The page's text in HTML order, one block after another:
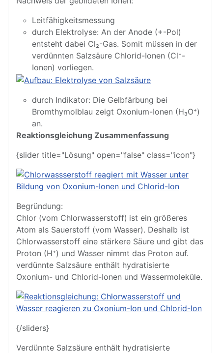
Leitfähigkeitsmessung
durch Elektrolyse: An der Anode (+-Pol)
entsteht dabei Cl₂-Gas. Somit müssen in der
verdünnten Salzsäure Chlorid-Ionen (Cl⁻-
Ionen) vorliegen.
durch Indikator: Die Gelbfärbung bei
Bromthymolblau zeigt Oxonium-Ionen (H₃O⁺)
an.
Reaktionsgleichung Zusammenfassung
{slider title="Lösung" open="false" class="icon"}
Begründung:
Chlor (vom Chlorwasserstoff) ist ein größeres
Atom als Sauerstoff (vom Wasser). Deshalb ist
Chlorwasserstoff eine stärkere Säure und gibt das
Proton (H⁺) und Wasser nimmt das Proton auf.
verdünnte Salzsäure enthält hydratisierte
Oxonium- und Chlorid-Ionen und Wassermoleküle.
{/sliders}
Verdünnte Salzsäure enthält hydratisierte